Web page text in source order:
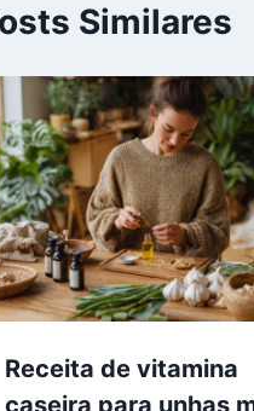
Similares
Receita de vitamina
caseira para unhas